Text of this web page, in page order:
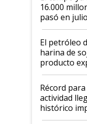
16.000
pasó en julio
El petróleo
harina de
producto
el agro
diez dólares
liderazgo en
récord
Récord
actividad
histórico
cosecha y